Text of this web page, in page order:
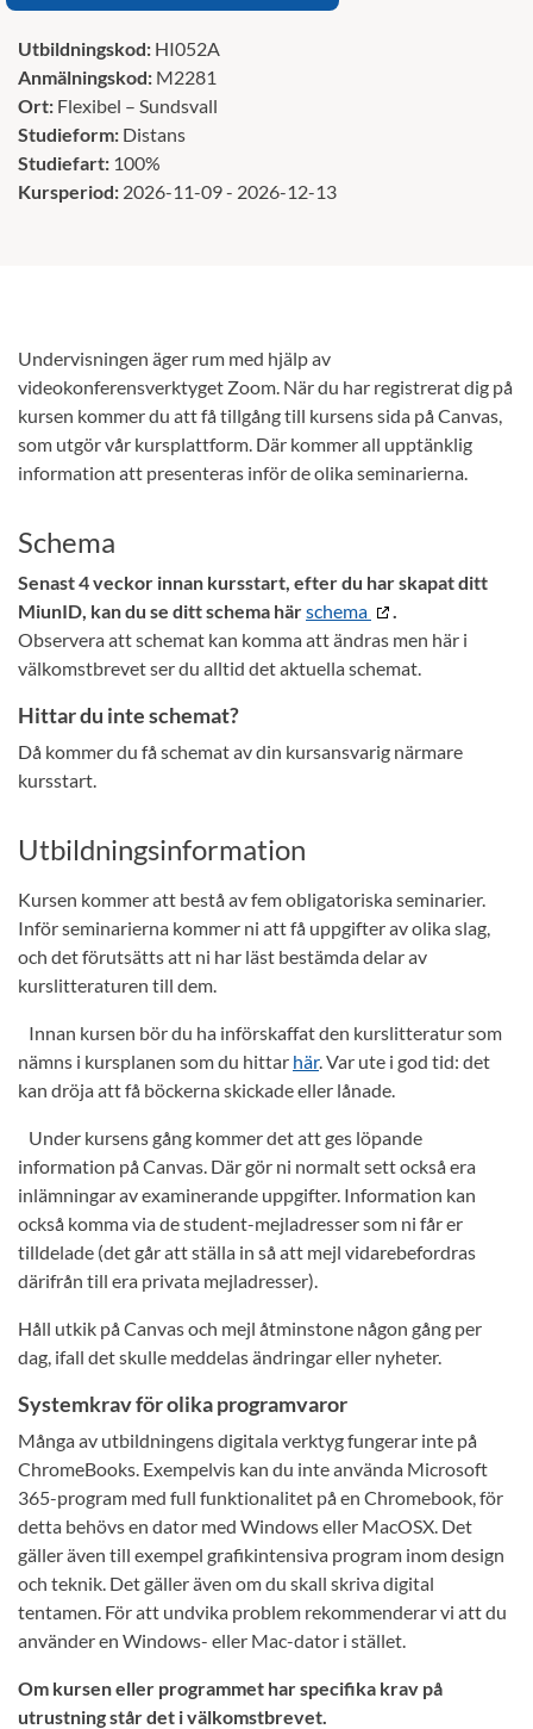
Utbildningskod: HI052A
Anmälningskod: M2281
Ort: Flexibel – Sundsvall
Studieform: Distans
Studiefart: 100%
Kursperiod: 2026-11-09 - 2026-12-13
Undervisningen äger rum med hjälp av
videokonferensverktyget Zoom. När du har registrerat dig på
kursen kommer du att få tillgång till kursens sida på Canvas,
som utgör vår kursplattform. Där kommer all upptänklig
information att presenteras inför de olika seminarierna.
Schema
Senast 4 veckor innan kursstart, efter du har skapat ditt
MiunID, kan du se ditt schema härschema
.
Observera att schemat kan komma att ändras men här i
välkomstbrevet ser du alltid det aktuella schemat.
Hittar du inte schemat?
Då kommer du få schemat av din kursansvarig närmare
kursstart.
Utbildningsinformation
Kursen kommer att bestå av fem obligatoriska seminarier.
Inför seminarierna kommer ni att få uppgifter av olika slag,
och det förutsätts att ni har läst bestämda delar av
kurslitteraturen till dem.
Innan kursen bör du ha införskaffat den kurslitteratur som
nämns i kursplanen som du hittar här. Var ute i god tid: det
kan dröja att få böckerna skickade eller lånade.
Under kursens gång kommer det att ges löpande
information på Canvas. Där gör ni normalt sett också era
inlämningar av examinerande uppgifter. Information kan
också komma via de student-mejladresser som ni får er
tilldelade (det går att ställa in så att mejl vidarebefordras
därifrån till era privata mejladresser).
Håll utkik på Canvas och mejl åtminstone någon gång per
dag, ifall det skulle meddelas ändringar eller nyheter.
Systemkrav för olika programvaror
Många av utbildningens digitala verktyg fungerar inte på
ChromeBooks. Exempelvis kan du inte använda Microsoft
365-program med full funktionalitet på en Chromebook, för
detta behövs en dator med Windows eller MacOSX. Det
gäller även till exempel grafikintensiva program inom design
och teknik. Det gäller även om du skall skriva digital
tentamen. För att undvika problem rekommenderar vi att du
använder en Windows- eller Mac-dator i stället.
Om kursen eller programmet har specifika krav på
utrustning står det i välkomstbrevet.